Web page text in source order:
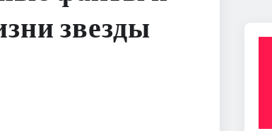
звезды